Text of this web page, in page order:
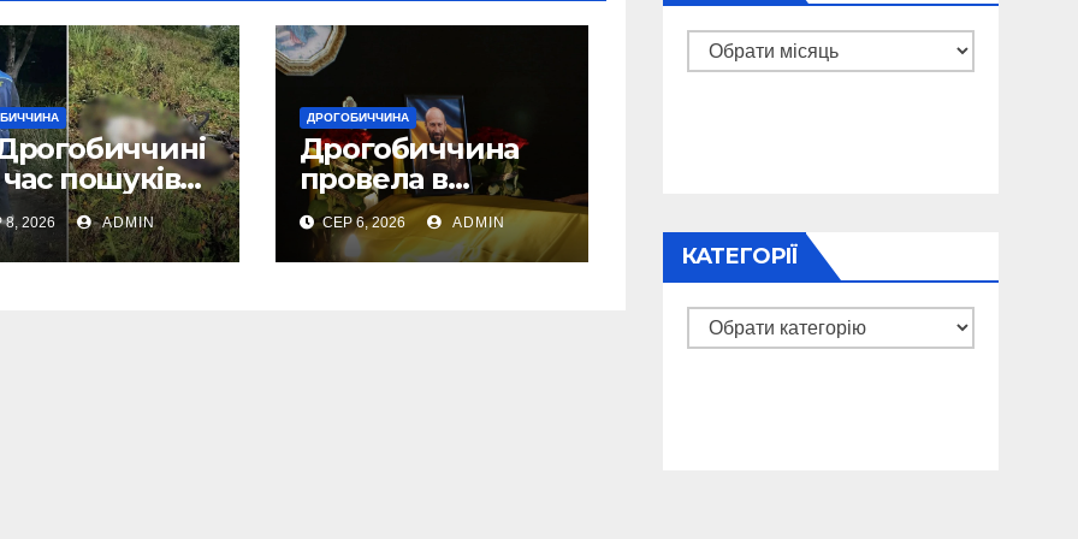
час пошуків
тіло
(Фото)
2026 ADMIN
ДРОГОБИЧЧИНА
Дрогобиччина
провела в
останню земну
дорогу свого
Захисника –
СЕР 6, 2026 ADMIN
Архіви
КАТЕГОРІЇ
Категорії